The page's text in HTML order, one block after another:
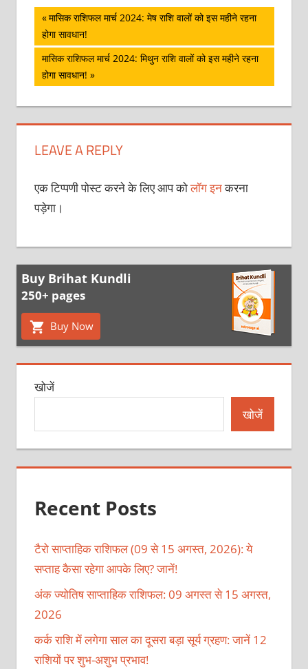
पोस्ट
नेविगेशन
Previous
Post:
मासिक राशिफल मार्च 2024: मेष राशि वालों को इस महीने रहना
होगा सावधान!
Next
Post:
मासिक राशिफल मार्च 2024: मिथुन राशि वालों को इस महीने रहना
होगा सावधान!
LEAVE A REPLY
एक टिप्पणी पोस्ट करने के लिए आप कोलॉग इनकरना
पड़ेगा।
Buy Brihat Kundli
250+ pages
Buy Now
खोजें
खोजें
Recent Posts
टैरो साप्ताहिक राशिफल (09 से 15 अगस्त, 2026): ये
सप्ताह कैसा रहेगा आपके लिए? जानें!
अंक ज्योतिष साप्ताहिक राशिफल: 09 अगस्त से 15 अगस्त,
2026
कर्क राशि में लगेगा साल का दूसरा बड़ा सूर्य ग्रहण: जानें 12
राशियों पर शुभ-अशुभ प्रभाव!